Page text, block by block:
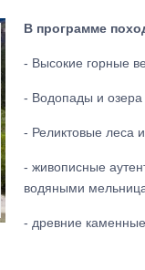
В программе
- Высокие горные
- Водопады и озера
- Реликтовые леса
- живописные
водяными
- древние